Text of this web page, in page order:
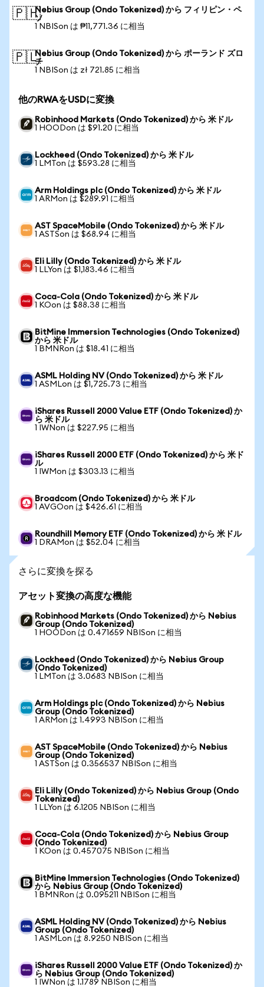
🇵🇭Nebius Group (Ondo Tokenized) から フィリピン・ペ
ソ
1 NBISon は ₱11,771.36 に相当
🇵🇱Nebius Group (Ondo Tokenized) から ポーランド ズロ
チ
1 NBISon は zł 721.85 に相当
他のRWAをUSDに変換
Robinhood Markets (Ondo Tokenized) から 米ドル
1 HOODon は $91.20 に相当
Lockheed (Ondo Tokenized) から 米ドル
1 LMTon は $593.28 に相当
Arm Holdings plc (Ondo Tokenized) から 米ドル
1 ARMon は $289.91 に相当
AST SpaceMobile (Ondo Tokenized) から 米ドル
1 ASTSon は $68.94 に相当
Eli Lilly (Ondo Tokenized) から 米ドル
1 LLYon は $1,183.46 に相当
Coca-Cola (Ondo Tokenized) から 米ドル
1 KOon は $88.38 に相当
BitMine Immersion Technologies (Ondo Tokenized)
から 米ドル
1 BMNRon は $18.41 に相当
ASML Holding NV (Ondo Tokenized) から 米ドル
1 ASMLon は $1,725.73 に相当
iShares Russell 2000 Value ETF (Ondo Tokenized) か
ら 米ドル
1 IWNon は $227.95 に相当
iShares Russell 2000 ETF (Ondo Tokenized) から 米ド
ル
1 IWMon は $303.13 に相当
Broadcom (Ondo Tokenized) から 米ドル
1 AVGOon は $426.61 に相当
Roundhill Memory ETF (Ondo Tokenized) から 米ドル
1 DRAMon は $52.04 に相当
さらに変換を探る
アセット変換の高度な機能
Robinhood Markets (Ondo Tokenized) から Nebius
Group (Ondo Tokenized)
1 HOODon は 0.471659 NBISon に相当
Lockheed (Ondo Tokenized) から Nebius Group
(Ondo Tokenized)
1 LMTon は 3.0683 NBISon に相当
Arm Holdings plc (Ondo Tokenized) から Nebius
Group (Ondo Tokenized)
1 ARMon は 1.4993 NBISon に相当
AST SpaceMobile (Ondo Tokenized) から Nebius
Group (Ondo Tokenized)
1 ASTSon は 0.356537 NBISon に相当
Eli Lilly (Ondo Tokenized) から Nebius Group (Ondo
Tokenized)
1 LLYon は 6.1205 NBISon に相当
Coca-Cola (Ondo Tokenized) から Nebius Group
(Ondo Tokenized)
1 KOon は 0.457075 NBISon に相当
BitMine Immersion Technologies (Ondo Tokenized)
から Nebius Group (Ondo Tokenized)
1 BMNRon は 0.095211 NBISon に相当
ASML Holding NV (Ondo Tokenized) から Nebius
Group (Ondo Tokenized)
1 ASMLon は 8.9250 NBISon に相当
iShares Russell 2000 Value ETF (Ondo Tokenized) か
ら Nebius Group (Ondo Tokenized)
1 IWNon は 1.1789 NBISon に相当